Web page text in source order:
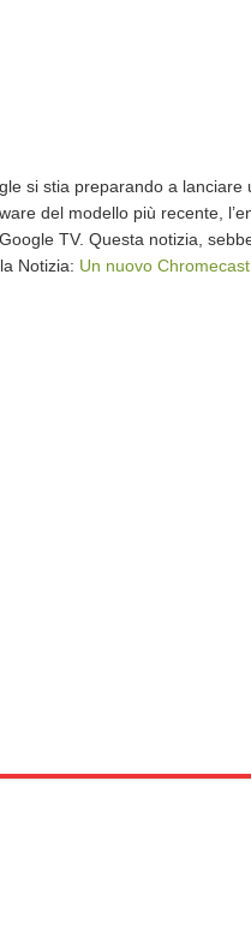
si stia preparando a
del modello più recente,
TV. Questa notizia,
Notizia: Un nuovo